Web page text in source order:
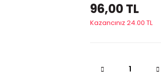
96,00 TL
Kazancınız 24.00 TL